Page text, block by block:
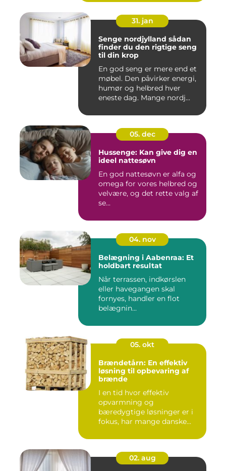
31. jan
Senge nordjylland sådan
finder du den rigtige seng
til din krop
En god seng er mere end et
møbel. Den påvirker energi,
humør og helbred hver
eneste dag. Mange nordj...
05. dec
Hussenge: Kan give dig en
ideel nattesøvn
En god nattesøvn er alfa og
omega for vores helbred og
velvære, og det rette valg af
se...
04. nov
Belægning i Aabenraa: Et
holdbart resultat
Når terrassen, indkørslen
eller havegangen skal
fornyes, handler en flot
belægnin...
05. okt
Brændetårn: En effektiv
løsning til opbevaring af
brænde
I en tid hvor effektiv
opvarmning og
bæredygtige løsninger er i
fokus, har mange danske...
02. aug